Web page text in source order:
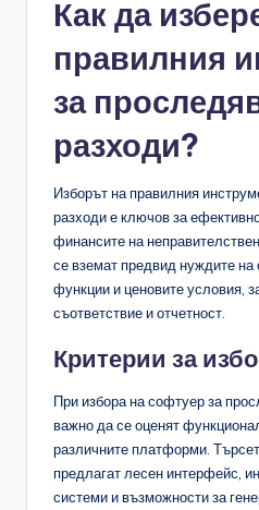
Как да
правилния
за
разходи?
Изборът на правилния
разходи е ключов за
финансите на
се вземат предвид нуждите на
функции и ценовите условия,
съответствие и отчетност.
Критерии за
При избора на софтуер за
важно да се оценят
различните платформи.
предлагат лесен интерфейс,
системи и възможности за